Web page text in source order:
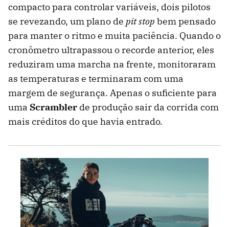
compacto para controlar variáveis, dois pilotos
se revezando, um plano de pit stop bem pensado
para manter o ritmo e muita paciência. Quando o
cronômetro ultrapassou o recorde anterior, eles
reduziram uma marcha na frente, monitoraram
as temperaturas e terminaram com uma
margem de segurança. Apenas o suficiente para
uma Scrambler de produção sair da corrida com
mais créditos do que havia entrado.